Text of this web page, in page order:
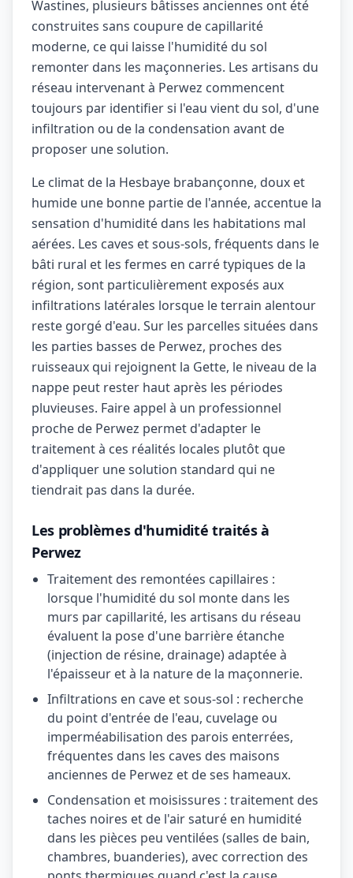
Wastines, plusieurs bâtisses anciennes ont été
construites sans coupure de capillarité
moderne, ce qui laisse l'humidité du sol
remonter dans les maçonneries. Les artisans du
réseau intervenant à Perwez commencent
toujours par identifier si l'eau vient du sol, d'une
infiltration ou de la condensation avant de
proposer une solution.
Le climat de la Hesbaye brabançonne, doux et
humide une bonne partie de l'année, accentue la
sensation d'humidité dans les habitations mal
aérées. Les caves et sous-sols, fréquents dans le
bâti rural et les fermes en carré typiques de la
région, sont particulièrement exposés aux
infiltrations latérales lorsque le terrain alentour
reste gorgé d'eau. Sur les parcelles situées dans
les parties basses de Perwez, proches des
ruisseaux qui rejoignent la Gette, le niveau de la
nappe peut rester haut après les périodes
pluvieuses. Faire appel à un professionnel
proche de Perwez permet d'adapter le
traitement à ces réalités locales plutôt que
d'appliquer une solution standard qui ne
tiendrait pas dans la durée.
Les problèmes d'humidité traités à
Perwez
Traitement des remontées capillaires :
lorsque l'humidité du sol monte dans les
murs par capillarité, les artisans du réseau
évaluent la pose d'une barrière étanche
(injection de résine, drainage) adaptée à
l'épaisseur et à la nature de la maçonnerie.
Infiltrations en cave et sous-sol : recherche
du point d'entrée de l'eau, cuvelage ou
imperméabilisation des parois enterrées,
fréquentes dans les caves des maisons
anciennes de Perwez et de ses hameaux.
Condensation et moisissures : traitement des
taches noires et de l'air saturé en humidité
dans les pièces peu ventilées (salles de bain,
chambres, buanderies), avec correction des